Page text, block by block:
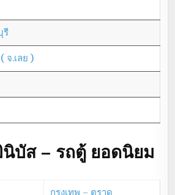
รี
จ.เลย )
นิบัส – รถตู้ ยอดนิยม
กรุงเทพ – ตราด